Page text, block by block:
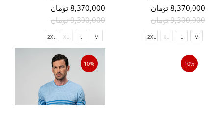
8,370,000 تومان
9,300,000 تومان
M
L
XL
2XL
8,370,000 تومان
9,300,000 تومان
M
L
XL
2XL
10%
10%